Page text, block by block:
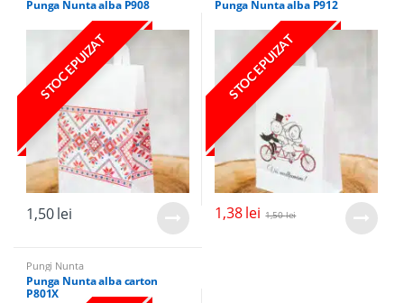
Punga Nunta alba P908
STOC EPUIZAT
1,50lei
Punga Nunta alba P912
STOC EPUIZAT
1,38lei 1,50lei
Pungi Nunta
Punga Nunta alba carton
P801X